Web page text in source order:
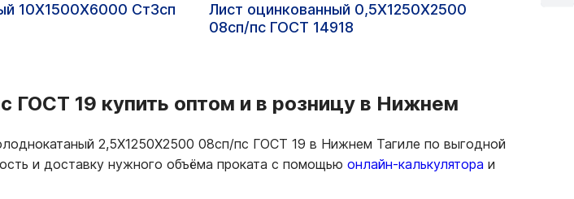
10Х1500Х6000 Ст3сп
Лист оцинкованный 0,5Х1250Х2500
08сп/пс ГОСТ 14918
19 купить оптом и в розницу в Нижнем
2,5Х1250Х2500 08сп/пс ГОСТ 19 в Нижнем Тагиле по выгодной
и доставку нужного объёма проката с помощью онлайн-калькулятора и